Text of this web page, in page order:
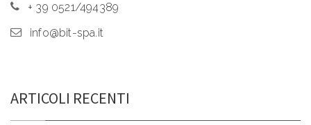
+ 39 0521/494389
info@bit-spa.it
ARTICOLI RECENTI